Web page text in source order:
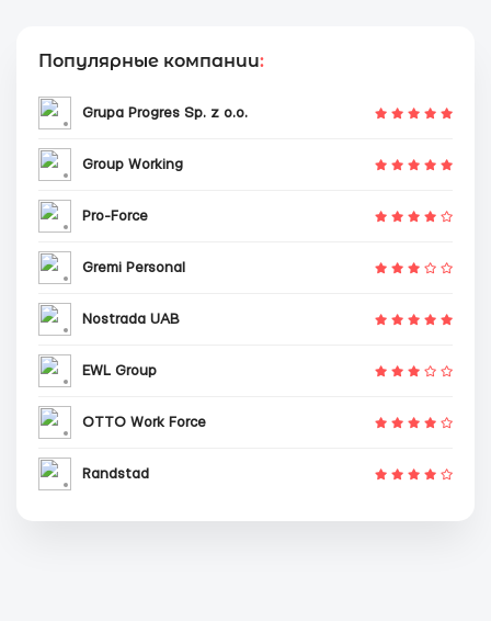
Популярные компании:
Grupa Progres Sp. z o.o.
Group Working
Pro-Force
Gremi Personal
Nostrada UAB
EWL Group
OTTO Work Force
Randstad